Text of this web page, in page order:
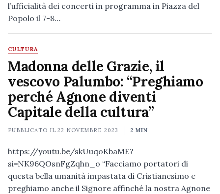
l’ufficialità dei concerti in programma in Piazza del
Popolo il 7-8…
CULTURA
Madonna delle Grazie, il
vescovo Palumbo: “Preghiamo
perché Agnone diventi
Capitale della cultura”
PUBBLICATO IL22 NOVEMBRE 2023 2 MIN
https://youtu.be/skUuqoKbaME?
si=NK96QOsnFgZqhn_o “Facciamo portatori di
questa bella umanità impastata di Cristianesimo e
preghiamo anche il Signore affinché la nostra Agnone